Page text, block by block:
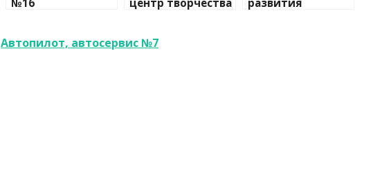
№16
центр творчества
развития
Автопилот, автосервис №7